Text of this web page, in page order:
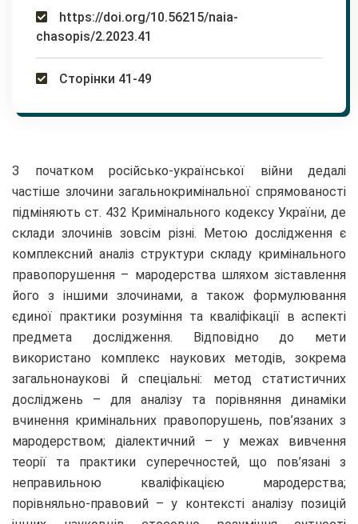
https://doi.org/10.56215/naia-
chasopis/2.2023.41
Сторінки 41-49
З початком російсько-української війни дедалі
частіше злочини загальнокримінальної спрямованості
підміняють ст. 432 Кримінального кодексу України, де
склади злочинів зовсім різні. Метою дослідження є
комплексний аналіз структури складу кримінального
правопорушення – мародерства шляхом зіставлення
його з іншими злочинами, а також формулювання
єдиної практики розуміння та кваліфікації в аспекті
предмета дослідження. Відповідно до мети
використано комплекс наукових методів, зокрема
загальнонаукові й спеціальні: метод статистичних
досліджень – для аналізу та порівняння динаміки
вчинення кримінальних правопорушень, пов’язаних з
мародерством; діалектичний – у межах вивчення
теорії та практики суперечностей, що пов’язані з
неправильною кваліфікацією мародерства;
порівняльно-правовий – у контексті аналізу позицій